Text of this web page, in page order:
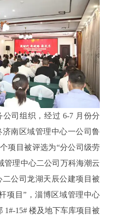
司组织，经过 6-7 月份分
南区域管理中心一公司鲁
项目被评选为“分公司级劳
管理中心二公司万科海潮云
公司龙湖天辰公建项目被
项目”，淄博区域管理中心
1#-15# 楼及地下车库项目被